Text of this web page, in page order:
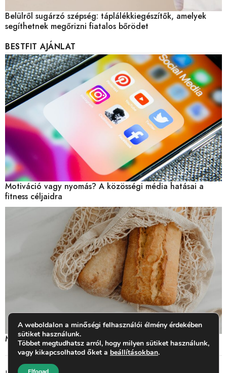
Belülről sugárzó szépség: táplálékkiegészítők, amelyek
segíthetnek megőrizni fiatalos bőrödet
BESTFIT AJÁNLAT
Motiváció vagy nyomás? A közösségi média hatásai a
fitness céljaidra
Miben van glutén? Mit jelent a gluténérzékenység?
A weboldalon a minőségi felhasználói élmény érdekében
sütiket használunk.
Többet megtudhatsz arról, hogy milyen sütiket használunk,
vagy kikapcsolhatod őket a beállításokban.